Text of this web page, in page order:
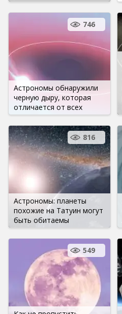
Астрономы обнаружили
черную дыру, которая
отличается от всех
746
Астрономы: планеты
похожие на Татуин могут
быть обитаемы
816
549